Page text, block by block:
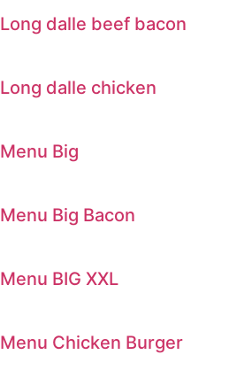
Long dalle beef bacon
Long dalle chicken
Menu Big
Menu Big Bacon
Menu BIG XXL
Menu Chicken Burger